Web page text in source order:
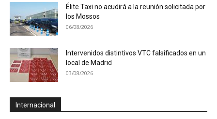
Élite Taxi no acudirá a la reunión solicitada por
los Mossos
06/08/2026
Intervenidos distintivos VTC falsificados en un
local de Madrid
03/08/2026
Internacional